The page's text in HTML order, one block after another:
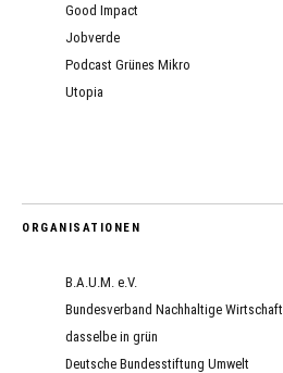
Good Impact
Jobverde
Podcast Grünes Mikro
Utopia
ORGANISATIONEN
B.A.U.M. e.V.
Bundesverband Nachhaltige Wirtschaft
dasselbe in grün
Deutsche Bundesstiftung Umwelt